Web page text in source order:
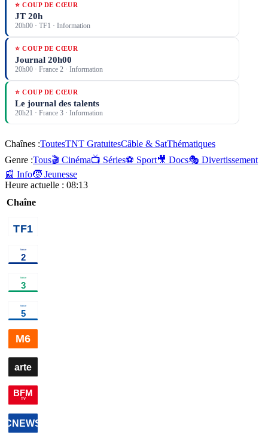
⭐ COUP DE CŒUR
JT 20h
20h00 · TF1 · Information
⭐ COUP DE CŒUR
Journal 20h00
20h00 · France 2 · Information
⭐ COUP DE CŒUR
Le journal des talents
20h21 · France 3 · Information
Chaînes :ToutesTNT GratuitesCâble & SatThématiques
Genre :Tous🎬 Cinéma📺 Séries⚽ Sport🎥 Docs🎭 Divertissement
📰 Info🧒 Jeunesse
Heure actuelle : 08:13
Chaîne